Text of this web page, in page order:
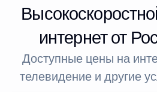
интернет от
Доступные цены на
телевидение и другие